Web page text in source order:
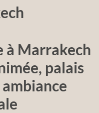
à Marrakech
palais